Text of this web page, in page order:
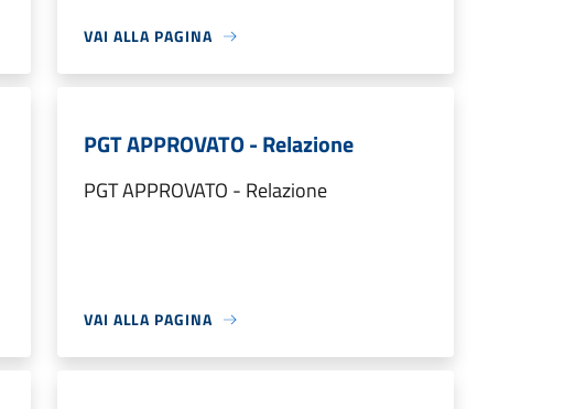
VAI ALLA PAGINA
PGT APPROVATO - Relazione
PGT APPROVATO - Relazione
VAI ALLA PAGINA